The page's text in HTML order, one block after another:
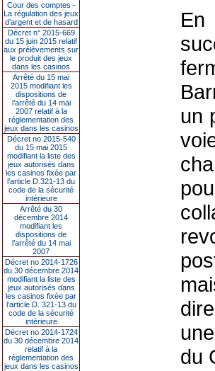
Cour des comptes -
La régulation des jeux
d’argent et de hasard
Décret n° 2015-669
du 15 juin 2015 relatif
aux prélèvements sur
le produit des jeux
dans les casinos
Arrêté du 15 mai
2015 modifiant les
dispositions de
l’arrêté du 14 mai
2007 relatif à la
réglementation des
jeux dans les casinos
Décret no 2015-540
du 15 mai 2015
modifiant la liste des
jeux autorisés dans
les casinos fixée par
l’article D.321-13 du
code de la sécurité
intérieure
Arrêté du 30
décembre 2014
modifiant les
dispositions de
l’arrêté du 14 mai
2007
Décret no 2014-1726
du 30 décembre 2014
modifiant la liste des
jeux autorisés dans
les casinos fixée par
l’article D. 321-13 du
code de la sécurité
intérieure
Décret no 2014-1724
du 30 décembre 2014
relatif à la
réglementation des
jeux dans les casinos
un
du